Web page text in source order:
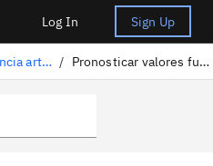
Log In Sign Up
Soluciones de inteligencia artificial / Pronosticar valores futuros